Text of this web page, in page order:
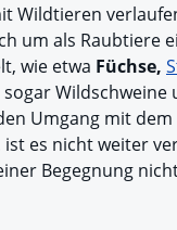
Wildtieren
um als Raubtiere
wie etwa Füchse,
sogar Wildschweine
Umgang mit dem
es nicht weiter
Begegnung